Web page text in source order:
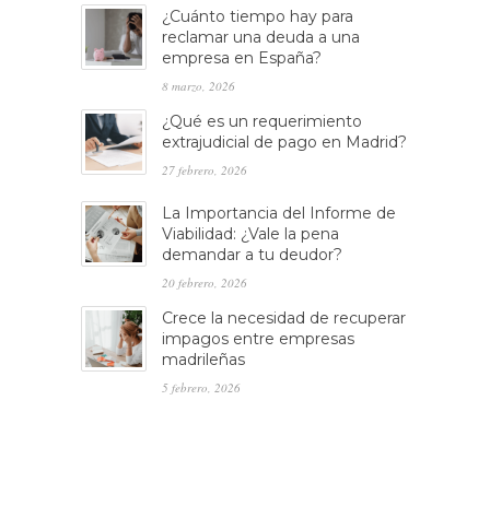
¿Cuánto tiempo hay para
reclamar una deuda a una
empresa en España?
8 marzo, 2026
¿Qué es un requerimiento
extrajudicial de pago en Madrid?
27 febrero, 2026
La Importancia del Informe de
Viabilidad: ¿Vale la pena
demandar a tu deudor?
20 febrero, 2026
Crece la necesidad de recuperar
impagos entre empresas
madrileñas
5 febrero, 2026